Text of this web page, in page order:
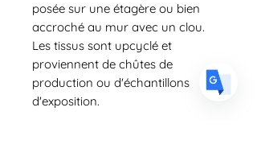
posée sur une étagère ou bien
accroché au mur avec un clou.
Les tissus sont upcyclé et
proviennent de chûtes de
production ou d'échantillons
d'exposition.
ESSpanish · Español